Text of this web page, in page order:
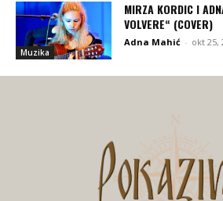
Muzika
MIRZA KORDIC I
VOLVERE“ (COVER)
Adna Mahić - okt 25,